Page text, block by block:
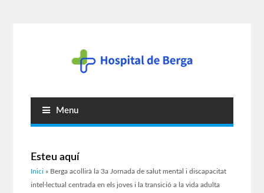
Menu
Esteu aquí
Inici » Berga acollirà la 3a Jornada de salut mental i discapacitat
intel·lectual centrada en els joves i la transició a la vida adulta